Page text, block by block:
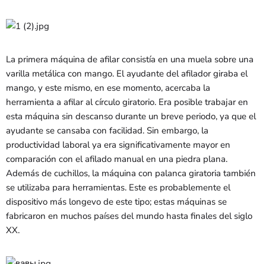
La primera máquina de afilar consistía en una muela sobre una
varilla metálica con mango. El ayudante del afilador giraba el
mango, y este mismo, en ese momento, acercaba la
herramienta a afilar al círculo giratorio. Era posible trabajar en
esta máquina sin descanso durante un breve periodo, ya que el
ayudante se cansaba con facilidad. Sin embargo, la
productividad laboral ya era significativamente mayor en
comparación con el afilado manual en una piedra plana.
Además de cuchillos, la máquina con palanca giratoria también
se utilizaba para herramientas. Este es probablemente el
dispositivo más longevo de este tipo; estas máquinas se
fabricaron en muchos países del mundo hasta finales del siglo
XX.